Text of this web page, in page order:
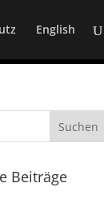
English
Beiträge